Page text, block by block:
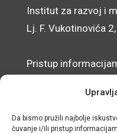
Da bismo pružili najbolje
čuvanje i/ili pristup
Institut za razvoj i
Lj. F. Vukotinovića
Pristup
Izjava o